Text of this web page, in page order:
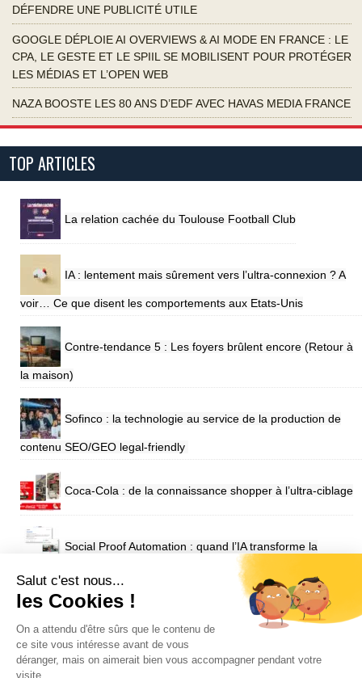
Salut c'est nous...
les Cookies !
On a attendu d'être sûrs que le contenu de
ce site vous intéresse avant de vous
déranger, mais on aimerait bien vous accompagner pendant votre
visite...
DÉFENDRE UNE PUBLICITÉ UTILE
GOOGLE DÉPLOIE AI OVERVIEWS & AI MODE EN FRANCE : LE
CPA, LE GESTE ET LE SPIIL SE MOBILISENT POUR PROTÉGER
LES MÉDIAS ET L’OPEN WEB
NAZA BOOSTE LES 80 ANS D’EDF AVEC HAVAS MEDIA FRANCE
TOP ARTICLES
La relation cachée du Toulouse Football Club
IA : lentement mais sûrement vers l’ultra-connexion ? A
voir… Ce que disent les comportements aux Etats-Unis
Contre-tendance 5 : Les foyers brûlent encore (Retour à
la maison)
Sofinco : la technologie au service de la production de
contenu SEO/GEO legal-friendly
Coca-Cola : de la connaissance shopper à l’ultra-ciblage
Social Proof Automation : quand l’IA transforme la
confiance en performance pour Engie
SUIVEZ VIUZ SUR